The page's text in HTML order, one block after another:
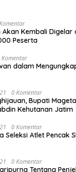
Akan Kembali Digelar
Peserta
Komentar
dalam
0 Komentar
Bupati
Kehutanan Jatim
0 Komentar
Seleksi Atlet Pencak
0 Komentar
Tentang